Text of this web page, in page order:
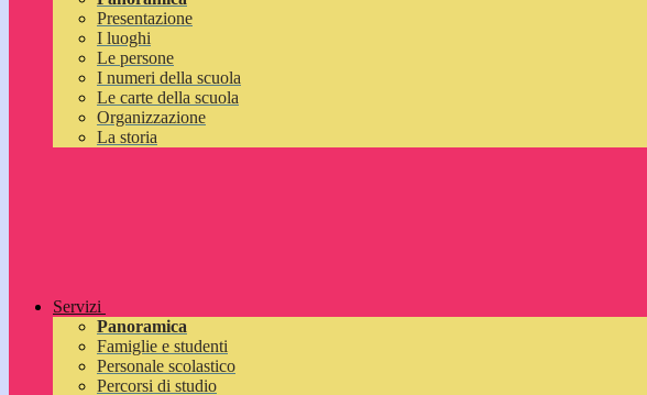
Presentazione
I luoghi
Le persone
I numeri della scuola
Le carte della scuola
Organizzazione
La storia
Servizi
Panoramica
Famiglie e studenti
Personale scolastico
Percorsi di studio